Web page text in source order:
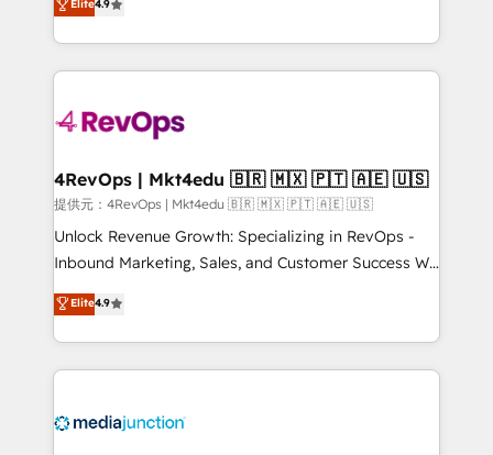
HubSpot experience ✔️Flexible pricing models —
Hourly-fee (assigned one Dedicated HubSpot
requirement). ✔️Helped over 25,000+ customers so
far with our HubSpot solutions. ✔️Bespoke apps &
on-demand bundle services. Connect with us today!
HubSpot and willing to work hand-in-hand with your
team to simplify the complex and build a better
experience for your team and customers.
Elite4.9
4RevOps | Mkt4edu 🇧🇷 🇲🇽 🇵🇹 🇦🇪 🇺🇸
提供元：4RevOps | Mkt4edu 🇧🇷 🇲🇽 🇵🇹 🇦🇪 🇺🇸
Unlock Revenue Growth: Specializing in RevOps -
Inbound Marketing, Sales, and Customer Success We
specialize in driving revenue growth for companies
across industries through tailored marketing, sales,
and customer success strategies, utilizing RevOps
methodologies. As Latin America's largest HubSpot
offer unparalleled insights. Operating in five
Elite4.9